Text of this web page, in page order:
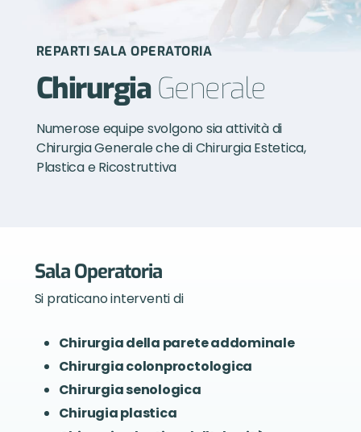
REPARTI SALA OPERATORIA
ChirurgiaGenerale
Numerose equipe svolgono sia attività di
Chirurgia Generale che di Chirurgia Estetica,
Plastica e Ricostruttiva
Sala Operatoria
Si praticano interventi di
Chirurgia della parete addominale
Chirurgia colonproctologica
Chirurgia senologica
Chirugia plastica